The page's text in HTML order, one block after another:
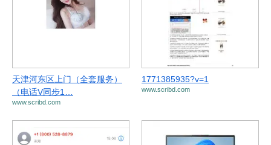
天津河东区上门（全套服务）
（电话V同步1…
www.scribd.com
1771385935?v=1
www.scribd.com